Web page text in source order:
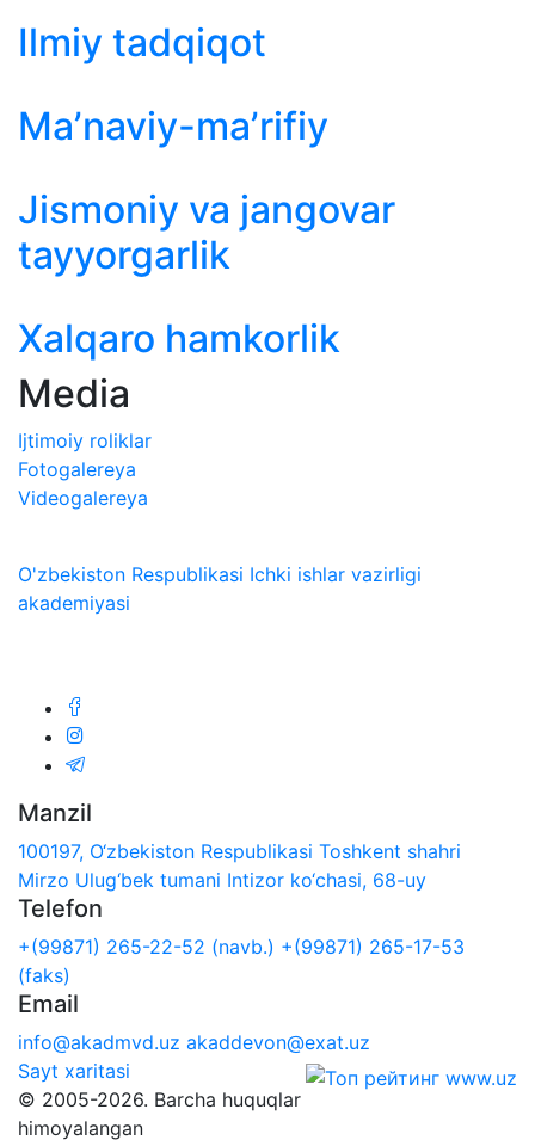
Ilmiy tadqiqot
Maʼnaviy-maʼrifiy
Jismoniy va jangovar
tayyorgarlik
Xalqaro hamkorlik
Media
Ijtimoiy roliklar
Fotogalereya
Videogalereya
O'zbekiston Respublikasi Ichki ishlar vazirligi
akademiyasi
Manzil
100197, O‘zbekiston Respublikasi Toshkent shahri
Mirzo Ulug‘bek tumani Intizor ko‘chasi, 68-uy
Telefon
+(99871) 265-22-52 (navb.) +(99871) 265-17-53
(faks)
Email
info@akadmvd.uz akaddevon@exat.uz
Sayt xaritasi
© 2005-2026. Barcha huquqlar
himoyalangan